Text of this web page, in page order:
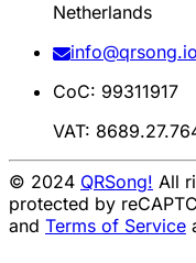
Netherlands
info@qrsong.io
CoC: 99311917
VAT:
© 2024 QRSong! All
protected by
and Terms of Service